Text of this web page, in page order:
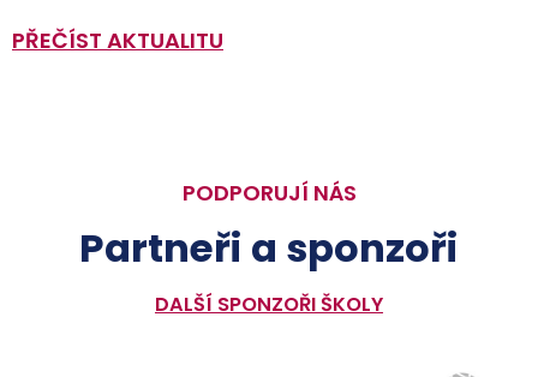
PŘEČÍST AKTUALITU
PODPORUJÍ NÁS
Partneři a sponzoři
DALŠÍ SPONZOŘI ŠKOLY